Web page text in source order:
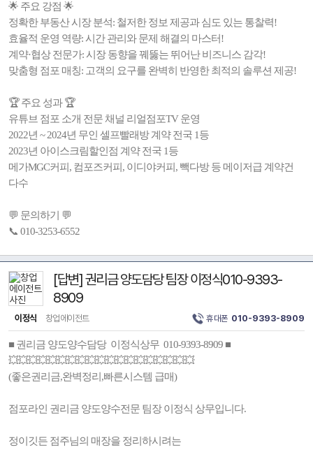
🌟 주요 강점 🌟
정확한 부동산 시장 분석: 철저한 정보 제공과 심도 있는 통찰력!
효율적 운영 역량: 시간 관리와 문제 해결의 마스터!
계약·협상 전문가: 시장 동향을 꿰뚫는 뛰어난 비즈니스 감각!
맞춤형 점포 매칭: 고객의 요구를 완벽히 반영한 최적의 솔루션 제공!
🏆 주요 성과 🏆
유튜브 점포 소개 전문 채널 리얼점포TV 운영
2022년 ~ 2024년 무인 셀프빨래방 계약 전국 1등
2023년 아이스크림할인점 계약 전국 1등
메가MGC커피, 컴포즈커피, 이디야커피, 빽다방 등 메이저급 계약건
다수
💬 문의하기 💬
📞 010-3253-6552
[답변] 권리금 양도담당 팀장 이정식010-9393-
8909
이정식 창업에이전트 휴대폰 010-9393-8909
■ 권리금 양도양수담당 이정식상무 010-9393-8909 ■
💥💥💥💥💥💥💥💥💥💥💥💥💥💥💥💥💥💥💥
(좋은권리금,완벽정리,빠른시스템 급매)
점포라인 권리금 양도양수전문 팀장 이정식 상무입니다.
정이깃든 점주님의 매장을 정리하시려는